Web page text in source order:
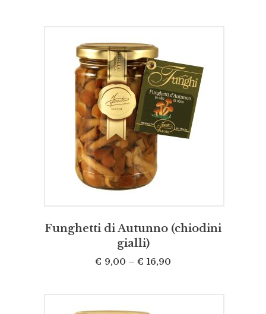
SCEGLI
Funghetti di Autunno (chiodini
gialli)
€ 9,00 – € 16,90